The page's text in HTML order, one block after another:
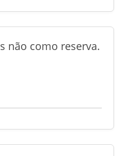
não como reserva.